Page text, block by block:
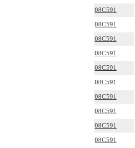
08C591
08C591
08C591
08C591
08C591
08C591
08C591
08C591
08C591
08C591